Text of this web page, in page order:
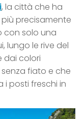
, la città che ha
precisamente
con solo una
lungo le rive del
dai colori
fiato e che
i posti freschi in